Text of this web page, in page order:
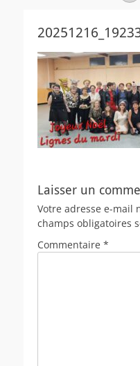
Laisser un
Votre adresse e-mail
champs obligatoires
Commentaire *